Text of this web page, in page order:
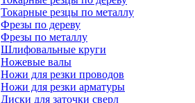
Токарные резцы по металлу
Фрезы по дереву
Фрезы по металлу
Шлифовальные круги
Ножевые валы
Ножи для резки проводов
Ножи для резки арматуры
Диски для заточки сверл